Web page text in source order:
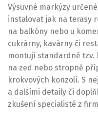
Výsuvné markýzy
instalovat jak na terasy
na balkóny nebo u
cukrárny, kavárny či
montují standardně tzv.
na zeď nebo stropně
krokvových konzolí. S
a dalšími detaily či
zkušení specialisté z